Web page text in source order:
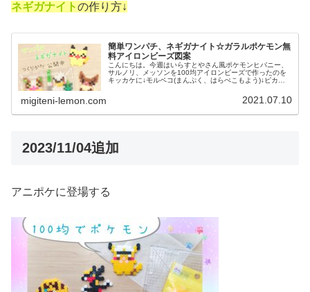
ネギガナイトの作り方↓
簡単ワンパチ、ネギガナイト☆ガラルポケモン無
料アイロンビーズ図案
こんにちは。今週はいらすとやさん風ポケモンヒバニー、
サルノリ、メッソンを100均アイロンビーズで作ったのを
キッカケに↓モルペコ(まんぷく、はらぺこもよう)↓ピカチ
migiteni-lemon.com 2021.07.10
2023/11/04追加
アニポケに登場する